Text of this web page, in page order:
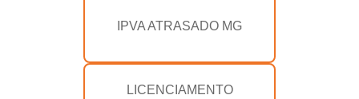
IPVA ATRASADO MG
LICENCIAMENTO